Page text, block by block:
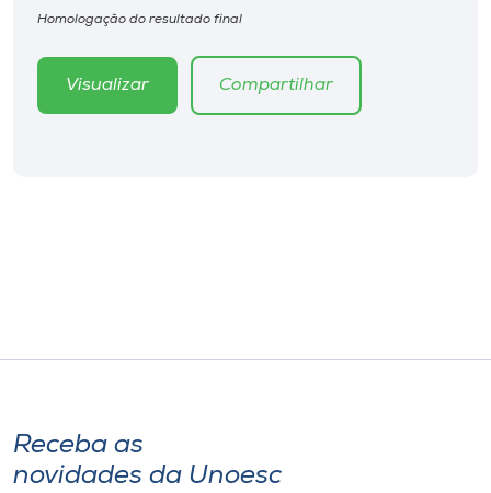
Homologação do resultado final
Visualizar Compartilhar
Receba as
novidades da Unoesc